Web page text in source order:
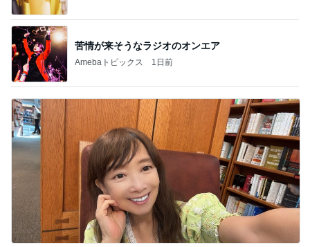
苦情が来そうなラジオのオンエア
Amebaトピックス 1日前